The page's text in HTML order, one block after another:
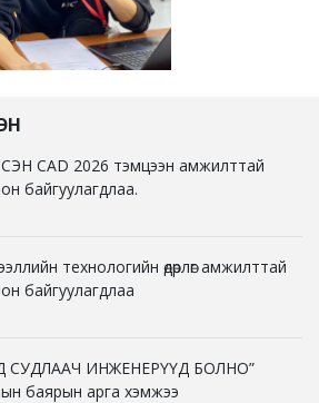
CAD 2026 тэмцээн амжилттай
байгуулагдлаа.
технологийн өдөрлөг амжилттай
байгуулагдлаа
СУДЛААЧ ИНЖЕНЕРҮҮД БОЛНО”
баярын арга хэмжээ